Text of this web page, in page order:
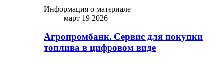
Информация о материале
март 19 2026
Агропромбанк. Сервис для покупки
топлива в цифровом виде